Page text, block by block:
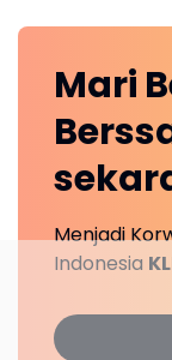
Mari
Menjadi
Indonesia